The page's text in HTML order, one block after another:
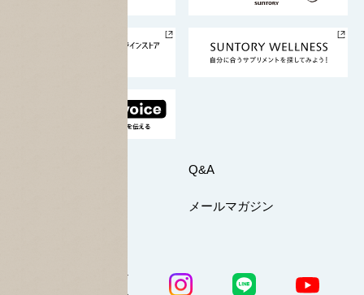
Q&A
メールマガジン